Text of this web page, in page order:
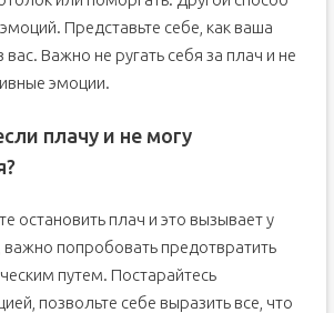
Представьте себе, как ваша
вас. Важно не ругать себя за плач и не
эмоции.
плачу и не могу
остановить плач и это вызывает у
попробовать предотвратить
путем. Постарайтесь
позвольте себе выразить все, что